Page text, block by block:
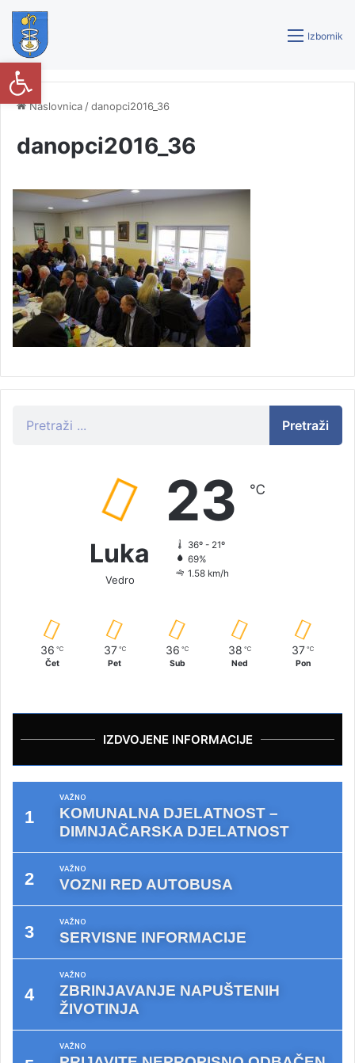
Izbornik
Naslovnica /danopci2016_36
danopci2016_36
Pretraži
Luka
Vedro
23 ℃
36º - 21º
69%
1.58 km/h
36 ℃
Čet
37 ℃
Pet
36 ℃
Sub
38 ℃
Ned
37 ℃
Pon
IZDVOJENE INFORMACIJE
VAŽNO
KOMUNALNA DJELATNOST –
DIMNJAČARSKA DJELATNOST
VAŽNO
VOZNI RED AUTOBUSA
VAŽNO
SERVISNE INFORMACIJE
VAŽNO
ZBRINJAVANJE NAPUŠTENIH
ŽIVOTINJA
VAŽNO
Open toolbar